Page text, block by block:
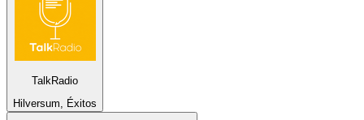
TalkRadio
Hilversum, Éxitos